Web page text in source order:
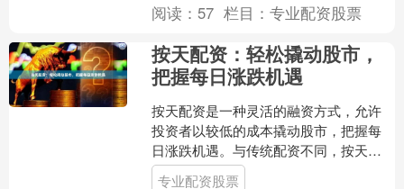
阅读： 57 栏目：专业配资股票
按天配资：轻松撬动股市，
把握每日涨跌机遇
按天配资是一种灵活的融资方式，允许
投资者以较低的成本撬动股市，把握每
日涨跌机遇。与传统配资不同，按天配
资按天计息，投资者仅需支付使用资金
专业配资股票